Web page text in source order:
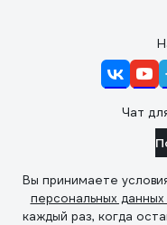
Чат
Вы принимаете
персональных данных
каждый раз, когда